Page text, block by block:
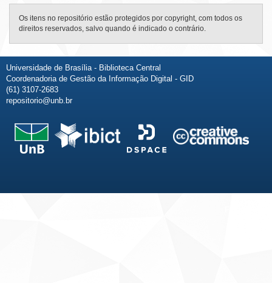
Os itens no repositório estão protegidos por copyright, com todos os
direitos reservados, salvo quando é indicado o contrário.
Universidade de Brasília - Biblioteca Central
Coordenadoria de Gestão da Informação Digital - GID
(61) 3107-2683
repositorio@unb.br